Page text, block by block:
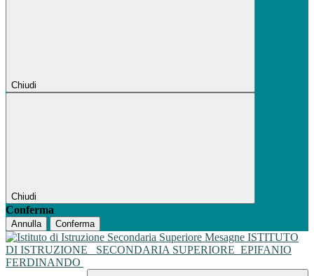
Chiudi
Chiudi
Conferma
Annulla Conferma
ISTITUTO
DI ISTRUZIONE
SECONDARIA SUPERIORE EPIFANIO
FERDINANDO